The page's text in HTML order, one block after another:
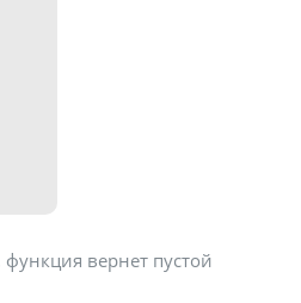
вернет пустой